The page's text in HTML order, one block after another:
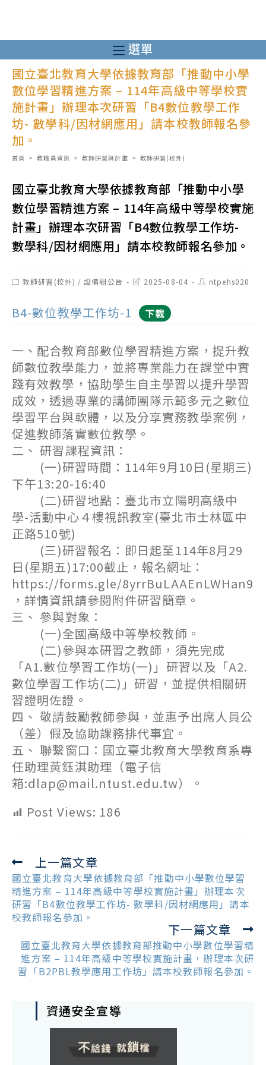
至
主
內
選單
國立臺北教育大學依據教育部「推動中小學
數位學習精進方案 – 114年高級中等學校實
施計畫」辦理本次研習「B4數位教學工作
坊- 數學科/因材網應用」請本校教師報名參
加。
首頁 > 教職員資訊 > 教師研習與計畫 > 教師研習(校外)
國立臺北教育大學依據教育部「推動中小學
數位學習精進方案 – 114年高級中等學校實施
計畫」辦理本次研習「B4數位教學工作坊-
數學科/因材網應用」請本校教師報名參加。
Post教師研習(校外) / 設備組公告
Post2025-08-04
Post
author:
ntpehs020
B4-數位教學工作坊-1 下載
一、配合教育部數位學習精進方案，提升教
師數位教學能力，並將專業能力在課堂中實
踐有效教學，協助學生自主學習以提升學習
成效，透過專業的講師團隊示範多元之數位
學習平台與軟體，以及分享實務教學案例，
促進教師落實數位教學。
二、 研習課程資訊：
(一)研習時間：114年9月10日(星期三)
下午13:20-16:40
(二)研習地點：臺北市立陽明高級中
學-活動中心４樓視訊教室(臺北市士林區中
正路510號)
(三)研習報名：即日起至114年8月29
日(星期五)17:00截止，報名網址：
https://forms.gle/8yrrBuLAAEnLWHan9
，詳情資訊請參閱附件研習簡章。
三、 參與對象：
(一)全國高級中等學校教師。
(二)參與本研習之教師，須先完成
「A1.數位學習工作坊(一)」研習以及「A2.
數位學習工作坊(二)」研習，並提供相關研
習證明佐證。
四、 敬請鼓勵教師參與，並惠予出席人員公
（差）假及協助課務排代事宜。
五、 聯繫窗口：國立臺北教育大學教育系專
任助理黃鈺淇助理（電子信
箱:dlap@mail.ntust.edu.tw）。
Post Views: 186
Read
more
articles
上一篇文章
國立臺北教育大學依據教育部「推動中小學數位學習
精進方案 – 114年高級中等學校實施計畫」辦理本次
研習「B4數位教學工作坊- 數學科/因材網應用」請本
校教師報名參加。
下一篇文章
國立臺北教育大學依據教育部推動中小學數位學習精
進方案 – 114年高級中等學校實施計畫，辦理本次研
習「B2PBL教學應用工作坊」請本校教師報名參加。
資通安全宣導